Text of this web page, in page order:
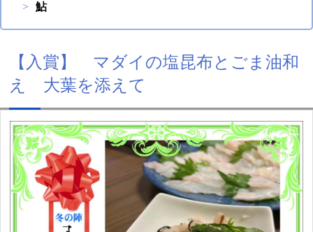
鮎
【入賞】 マダイの塩昆布とごま油和
え 大葉を添えて